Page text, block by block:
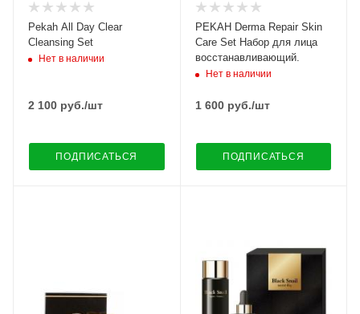
Pekah All Day Clear
Cleansing Set
Нет в наличии
2 100 руб./шт
ПОДПИСАТЬСЯ
PEKAH Derma Repair Skin
Care Set Набор для лица
восстанавливающий.
Нет в наличии
1 600руб./шт
ПОДПИСАТЬСЯ